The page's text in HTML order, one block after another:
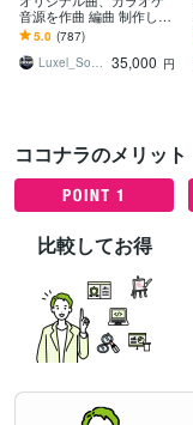
音源を作曲 編曲 制作しま
す 《プロによる本物クオ
リティ》《リーズナブル
価格》《迅速対応》
5.0 (787)
Luxel_Sound Designer 35,000 円
ココナラのメリット
比較してお得